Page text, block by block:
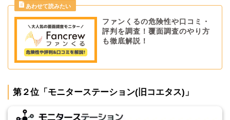
ファンくるの危険性や口コミ・
評判を調査！覆面調査のやり方
も徹底解説！
第２位「モニターステーション(旧コエタス)」